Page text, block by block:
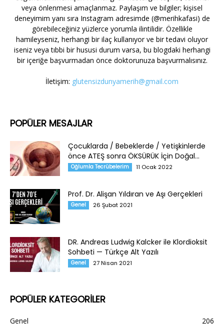
veya önlenmesi amaçlanmaz. Paylaşım ve bilgiler; kişisel
deneyimim yanı sıra Instagram adresimde (@merihkafasi) de
görebileceğiniz yüzlerce yorumla ilintilidir. Özellikle
hamileyseniz, herhangi bir ilaç kullanıyor ve bir tedavi oluyor
iseniz veya tıbbi bir hususi durum varsa, bu blogdaki herhangi
bir içeriğe başvurmadan önce doktorunuza başvurmalısınız.
İletişim: glutensizdunyamerih@gmail.com
POPÜLER MESAJLAR
Çocuklarda / Bebeklerde / Yetişkinlerde
önce ATEŞ sonra ÖKSÜRÜK İçin Doğal...
Oğlumla Tecrübelerim 11 Ocak 2022
Prof. Dr. Alişan Yıldıran ve Aşı Gerçekleri
Genel 26 Şubat 2021
DR. Andreas Ludwig Kalcker ile Klordioksit
Sohbeti — Türkçe Alt Yazılı
Genel 27 Nisan 2021
POPÜLER KATEGORİLER
Genel 206